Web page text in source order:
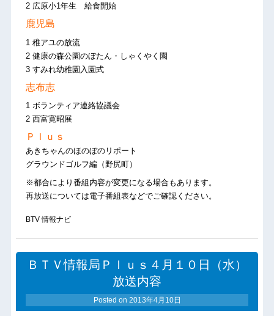
2 広原小1年生 給食開始
鹿児島
1 稚アユの放流
2 健康の森公園のぼたん・しゃくやく園
3 すみれ幼稚園入園式
志布志
1 ボランティア連絡協議会
2 西富寛昭展
Ｐｌｕｓ
あきちゃんのほのぼのリポート
グラウンドゴルフ編（野尻町）
※都合により番組内容が変更になる場合もあります。
再放送については電子番組表などでご確認ください。
BTV 情報ナビ
ＢＴＶ情報局Ｐｌｕｓ４月１０日（水）
放送内容
Posted on 2013年4月10日